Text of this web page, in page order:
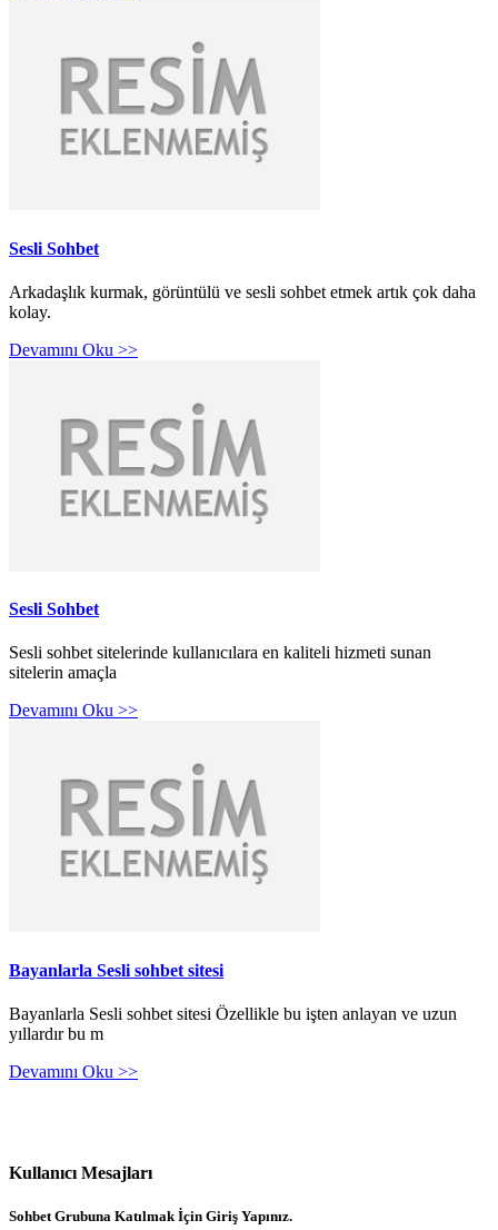
Sesli Sohbet
Arkadaşlık kurmak, görüntülü ve sesli sohbet etmek artık çok daha
kolay.
Devamını Oku >>
Sesli Sohbet
Sesli sohbet sitelerinde kullanıcılara en kaliteli hizmeti sunan
sitelerin amaçla
Devamını Oku >>
Bayanlarla Sesli sohbet sitesi
Bayanlarla Sesli sohbet sitesi Özellikle bu işten anlayan ve uzun
yıllardır bu m
Devamını Oku >>
Kullanıcı Mesajları
Sohbet Grubuna Katılmak İçin Giriş Yapınız.